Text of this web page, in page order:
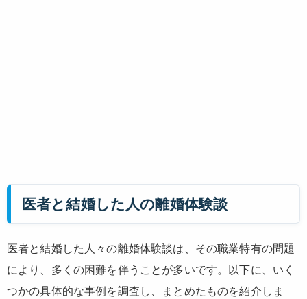
医者と結婚した人の離婚体験談
医者と結婚した人々の離婚体験談は、その職業特有の問題
により、多くの困難を伴うことが多いです。以下に、いく
つかの具体的な事例を調査し、まとめたものを紹介しま